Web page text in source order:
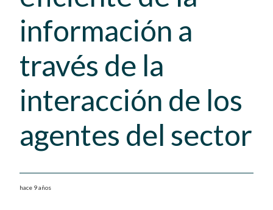
información a
través de la
interacción de los
agentes del sector
hace 9 años